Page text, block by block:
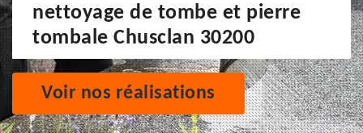
nettoyage de tombe et pierre
tombale Chusclan 30200
Voir nos réalisations